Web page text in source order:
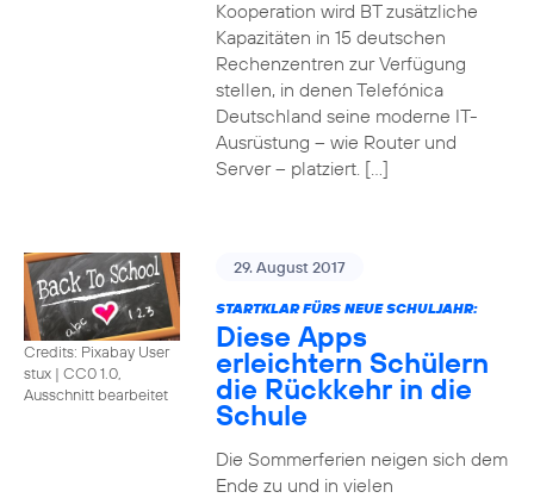
Kooperation wird BT zusätzliche
Kapazitäten in 15 deutschen
Rechenzentren zur Verfügung
stellen, in denen Telefónica
Deutschland seine moderne IT-
Ausrüstung – wie Router und
Server – platziert. […]
Credits: Pixabay User
stux | CC0 1.0,
Ausschnitt bearbeitet
29. August 2017
STARTKLAR FÜRS NEUE SCHULJAHR:
Diese Apps
erleichtern Schülern
die Rückkehr in die
Schule
Die Sommerferien neigen sich dem
Ende zu und in vielen